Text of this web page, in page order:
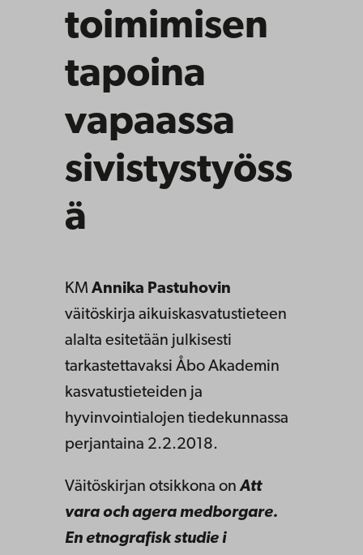
toimimisen
tapoina
vapaassa
sivistystyöss
ä
KM Annika Pastuhovin
väitöskirja aikuiskasvatustieteen
alalta esitetään julkisesti
tarkastettavaksi Åbo Akademin
kasvatustieteiden ja
hyvinvointialojen tiedekunnassa
perjantaina 2.2.2018.
Väitöskirjan otsikkona onAtt
vara och agera medborgare.
En etnografisk studie i